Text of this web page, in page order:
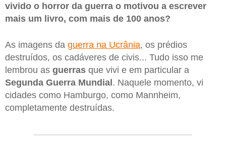
vivido o horror da guerra o motivou a escrever
mais um livro, com mais de 100 anos?
As imagens da guerra na Ucrânia, os prédios
destruídos, os cadáveres de civis... Tudo isso me
lembrou as guerras que vivi e em particular a
Segunda Guerra Mundial. Naquele momento, vi
cidades como Hamburgo, como Mannheim,
completamente destruídas.